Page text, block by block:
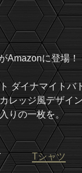
Amazonに登場！
ダイナマイト
レッジ風デザイ
りの一枚を。
Tシャツ